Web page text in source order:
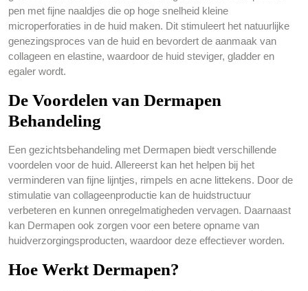
pen met fijne naaldjes die op hoge snelheid kleine
microperforaties in de huid maken. Dit stimuleert het natuurlijke
genezingsproces van de huid en bevordert de aanmaak van
collageen en elastine, waardoor de huid steviger, gladder en
egaler wordt.
De Voordelen van Dermapen
Behandeling
Een gezichtsbehandeling met Dermapen biedt verschillende
voordelen voor de huid. Allereerst kan het helpen bij het
verminderen van fijne lijntjes, rimpels en acne littekens. Door de
stimulatie van collageenproductie kan de huidstructuur
verbeteren en kunnen onregelmatigheden vervagen. Daarnaast
kan Dermapen ook zorgen voor een betere opname van
huidverzorgingsproducten, waardoor deze effectiever worden.
Hoe Werkt Dermapen?